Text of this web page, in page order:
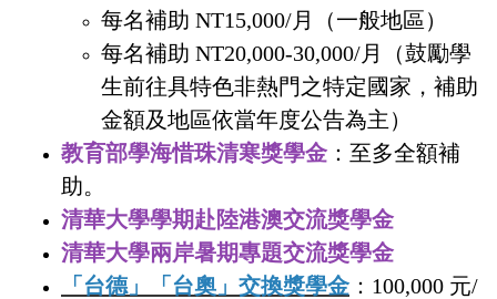
每名補助 NT15,000/月（一般地區）
每名補助 NT20,000-30,000/月（鼓勵學
生前往具特色非熱門之特定國家，補助
金額及地區依當年度公告為主）
教育部學海惜珠清寒獎學金 ：至多全額補
助。
清華大學學期赴陸港澳交流獎學金
清華大學兩岸暑期專題交流獎學金
「台德」「台奧」交換獎學金 ：100,000 元/